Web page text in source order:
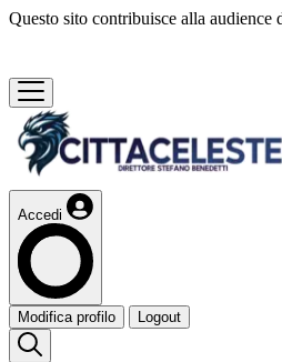
Questo sito contribuisce alla audience
Accedi
Modifica profilo Logout